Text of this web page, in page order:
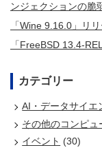
ンジェクションの脆
「Wine 9.16.0」リ
「FreeBSD 13.4-
カテゴリー
AI・データサイエ
その他のコンピュ
イベント (30)